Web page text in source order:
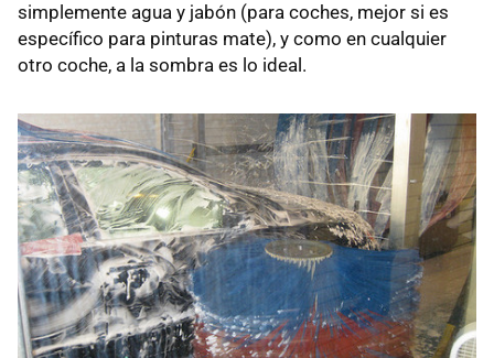
simplemente agua y jabón (para coches, mejor si es
específico para pinturas mate), y como en cualquier
otro coche, a la sombra es lo ideal.